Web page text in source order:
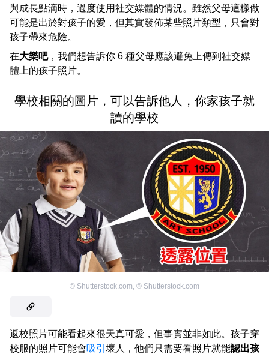
與成長點滴時，過度使用社交媒體的情況。雖然父母這樣做
可能是出於對孩子的愛，但其實發佈某些照片類型，只會對
孩子帶來危險。
在大樂吧，我們想告訴你 6 種父母應該避免上傳到社交媒
體上的孩子照片。
學校相關的圖片，可以告訴他人，你家孩子就
讀的學校
© Shutterstock.com, © Shutterstock.com
返校照片可能看起來很天真可愛，但事實並非如此。孩子穿
校服的照片可能會吸引 壞人，他們只需要看照片就能認出孩